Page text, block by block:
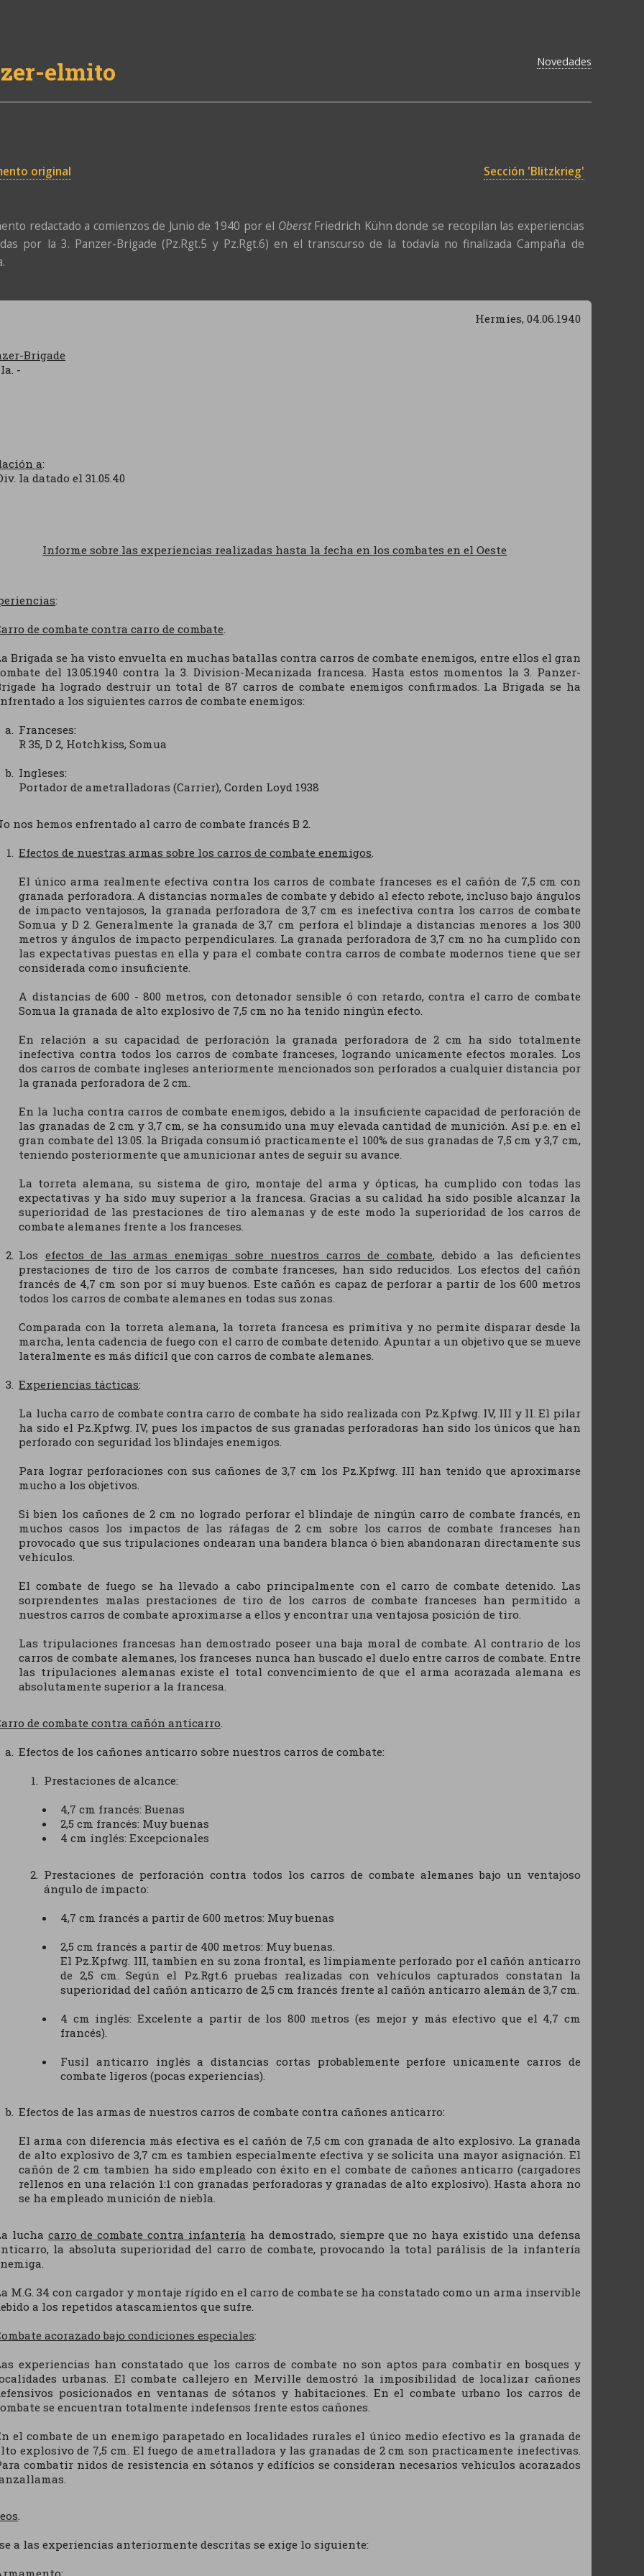
elmito Novedades
original Sección 'Blitzkrieg'
redactado a comienzos de Junio de 1940 por el OberstFriedrich Kühn donde se recopilan las experiencias
por la 3. Panzer-Brigade (Pz.Rgt.5 y Pz.Rgt.6) en el transcurso de la todavía no finalizada Campaña de
Hermies, 04.06.1940
Brigade
-
a:
Ia datado el 31.05.40
Informe sobre las experiencias realizadas hasta la fecha en los combates en el Oeste
:
de combate contra carro de combate.
Brigada se ha visto envuelta en muchas batallas contra carros de combate enemigos, entre ellos el gran
del 13.05.1940 contra la 3. Division-Mecanizada francesa. Hasta estos momentos la 3. Panzer-
ha logrado destruir un total de 87 carros de combate enemigos confirmados. La Brigada se ha
a los siguientes carros de combate enemigos:
Franceses:
R 35, D 2, Hotchkiss, Somua
Ingleses:
Portador de ametralladoras (Carrier), Corden Loyd 1938
nos hemos enfrentado al carro de combate francés B 2.
Efectos de nuestras armas sobre los carros de combate enemigos.
El único arma realmente efectiva contra los carros de combate franceses es el cañón de 7,5 cm con
granada perforadora. A distancias normales de combate y debido al efecto rebote, incluso bajo ángulos
de impacto ventajosos, la granada perforadora de 3,7 cm es inefectiva contra los carros de combate
Somua y D 2. Generalmente la granada de 3,7 cm perfora el blindaje a distancias menores a los 300
metros y ángulos de impacto perpendiculares. La granada perforadora de 3,7 cm no ha cumplido con
las expectativas puestas en ella y para el combate contra carros de combate modernos tiene que ser
considerada como insuficiente.
A distancias de 600 - 800 metros, con detonador sensible ó con retardo, contra el carro de combate
Somua la granada de alto explosivo de 7,5 cm no ha tenido ningún efecto.
En relación a su capacidad de perforación la granada perforadora de 2 cm ha sido totalmente
inefectiva contra todos los carros de combate franceses, logrando unicamente efectos morales. Los
dos carros de combate ingleses anteriormente mencionados son perforados a cualquier distancia por
la granada perforadora de 2 cm.
En la lucha contra carros de combate enemigos, debido a la insuficiente capacidad de perforación de
las granadas de 2 cm y 3,7 cm, se ha consumido una muy elevada cantidad de munición. Así p.e. en el
gran combate del 13.05. la Brigada consumió practicamente el 100% de sus granadas de 7,5 cm y 3,7 cm,
teniendo posteriormente que amunicionar antes de seguir su avance.
La torreta alemana, su sistema de giro, montaje del arma y ópticas, ha cumplido con todas las
expectativas y ha sido muy superior a la francesa. Gracias a su calidad ha sido posible alcanzar la
superioridad de las prestaciones de tiro alemanas y de este modo la superioridad de los carros de
combate alemanes frente a los franceses.
Los efectos de las armas enemigas sobre nuestros carros de combate, debido a las deficientes
prestaciones de tiro de los carros de combate franceses, han sido reducidos. Los efectos del cañón
francés de 4,7 cm son por sí muy buenos. Este cañón es capaz de perforar a partir de los 600 metros
todos los carros de combate alemanes en todas sus zonas.
Comparada con la torreta alemana, la torreta francesa es primitiva y no permite disparar desde la
marcha, lenta cadencia de fuego con el carro de combate detenido. Apuntar a un objetivo que se mueve
lateralmente es más difícil que con carros de combate alemanes.
Experiencias tácticas:
La lucha carro de combate contra carro de combate ha sido realizada con Pz.Kpfwg. IV, III y II. El pilar
ha sido el Pz.Kpfwg. IV, pues los impactos de sus granadas perforadoras han sido los únicos que han
perforado con seguridad los blindajes enemigos.
Para lograr perforaciones con sus cañones de 3,7 cm los Pz.Kpfwg. III han tenido que aproximarse
mucho a los objetivos.
Si bien los cañones de 2 cm no logrado perforar el blindaje de ningún carro de combate francés, en
muchos casos los impactos de las ráfagas de 2 cm sobre los carros de combate franceses han
provocado que sus tripulaciones ondearan una bandera blanca ó bien abandonaran directamente sus
vehículos.
El combate de fuego se ha llevado a cabo principalmente con el carro de combate detenido. Las
sorprendentes malas prestaciones de tiro de los carros de combate franceses han permitido a
nuestros carros de combate aproximarse a ellos y encontrar una ventajosa posición de tiro.
Las tripulaciones francesas han demostrado poseer una baja moral de combate. Al contrario de los
carros de combate alemanes, los franceses nunca han buscado el duelo entre carros de combate. Entre
las tripulaciones alemanas existe el total convencimiento de que el arma acorazada alemana es
absolutamente superior a la francesa.
de combate contra cañón anticarro
Efectos de los cañones anticarro sobre nuestros carros de combate:
Prestaciones de alcance:
4,7 cm francés: Buenas
2,5 cm francés: Muy buenas
4 cm inglés: Excepcionales
Prestaciones de perforación contra todos los carros de combate alemanes bajo un ventajoso
ángulo de impacto:
4,7 cm francés a partir de 600 metros: Muy buenas
2,5 cm francés a partir de 400 metros: Muy buenas.
El Pz.Kpfwg. III, tambien en su zona frontal, es limpiamente perforado por el cañón anticarro
de 2,5 cm. Según el Pz.Rgt.6 pruebas realizadas con vehículos capturados constatan la
superioridad del cañón anticarro de 2,5 cm francés frente al cañón anticarro alemán de 3,7 cm.
4 cm inglés: Excelente a partir de los 800 metros (es mejor y más efectivo que el 4,7 cm
francés).
Fusíl anticarro inglés a distancias cortas probablemente perfore unicamente carros de
combate ligeros (pocas experiencias).
Efectos de las armas de nuestros carros de combate contra cañones anticarro:
El arma con diferencia más efectiva es el cañón de 7,5 cm con granada de alto explosivo. La granada
de alto explosivo de 3,7 cm es tambien especialmente efectiva y se solicita una mayor asignación. El
cañón de 2 cm tambien ha sido empleado con éxito en el combate de cañones anticarro (cargadores
rellenos en una relación 1:1 con granadas perforadoras y granadas de alto explosivo). Hasta ahora no
se ha empleado munición de niebla.
lucha carro de combate contra infantería ha demostrado, siempre que no haya existido una defensa
la absoluta superioridad del carro de combate, provocando la total parálisis de la infantería
M.G. 34 con cargador y montaje rígido en el carro de combate se ha constatado como un arma inservible
a los repetidos atascamientos que sufre.
acorazado bajo condiciones especiales:
experiencias han constatado que los carros de combate no son aptos para combatir en bosques y
urbanas. El combate callejero en Merville demostró la imposibilidad de localizar cañones
posicionados en ventanas de sótanos y habitaciones. En el combate urbano los carros de
se encuentran totalmente indefensos frente estos cañones.
el combate de un enemigo parapetado en localidades rurales el único medio efectivo es la granada de
explosivo de 7,5 cm. El fuego de ametralladora y las granadas de 2 cm son practicamente inefectivas.
combatir nidos de resistencia en sótanos y edifícios se consideran necesarios vehículos acorazados
.
a las experiencias anteriormente descritas se exige lo siguiente: